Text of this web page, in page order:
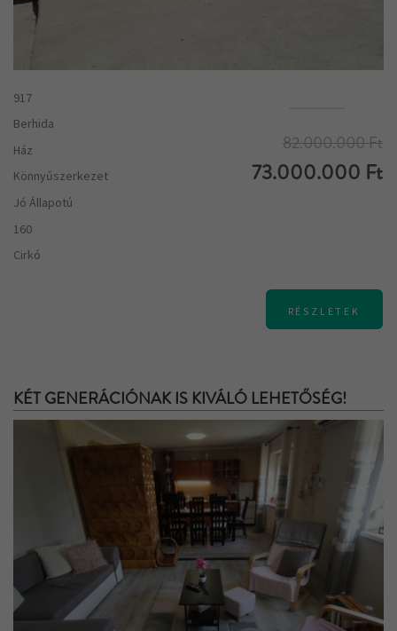
917
Berhida
Ház
Könnyűszerkezet
Jó Állapotú
160
Cirkó
82.000.000 Ft
73.000.000 Ft
RÉSZLETEK
KÉT GENERÁCIÓNAK IS KIVÁLÓ LEHETŐSÉG!